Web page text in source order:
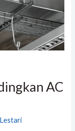
AC